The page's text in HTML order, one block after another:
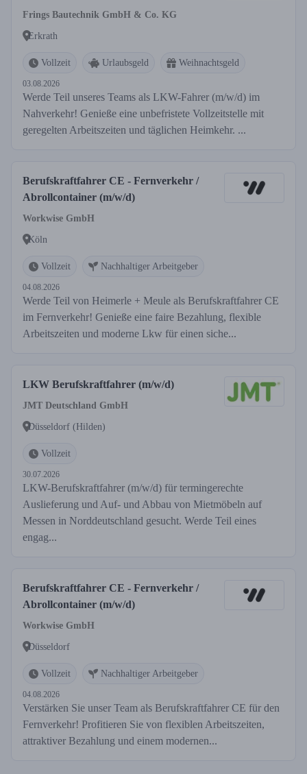
Frings Bautechnik GmbH & Co. KG
Erkrath
Vollzeit Urlaubsgeld Weihnachtsgeld
03.08.2026
Werde Teil unseres Teams als LKW-Fahrer (m/w/d) im
Nahverkehr! Genieße eine unbefristete Vollzeitstelle mit
geregelten Arbeitszeiten und täglichen Heimkehr. ...
Berufskraftfahrer CE - Fernverkehr /
Abrollcontainer (m/w/d)
Workwise GmbH
Köln
Vollzeit Nachhaltiger Arbeitgeber
04.08.2026
Werde Teil von Heimerle + Meule als Berufskraftfahrer CE
im Fernverkehr! Genieße eine faire Bezahlung, flexible
Arbeitszeiten und moderne Lkw für einen siche...
LKW Berufskraftfahrer (m/w/d)
JMT Deutschland GmbH
Düsseldorf (Hilden)
Vollzeit
30.07.2026
LKW-Berufskraftfahrer (m/w/d) für termingerechte
Auslieferung und Auf- und Abbau von Mietmöbeln auf
Messen in Norddeutschland gesucht. Werde Teil eines
engag...
Berufskraftfahrer CE - Fernverkehr /
Abrollcontainer (m/w/d)
Workwise GmbH
Düsseldorf
Vollzeit Nachhaltiger Arbeitgeber
04.08.2026
Verstärken Sie unser Team als Berufskraftfahrer CE für den
Fernverkehr! Profitieren Sie von flexiblen Arbeitszeiten,
attraktiver Bezahlung und einem modernen...